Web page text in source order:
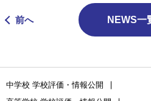
NEWS一
前へ
中学校 学校評価・情報公開